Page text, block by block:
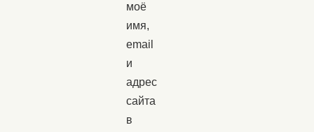
моё
имя,
email
и
адрес
сайта
в